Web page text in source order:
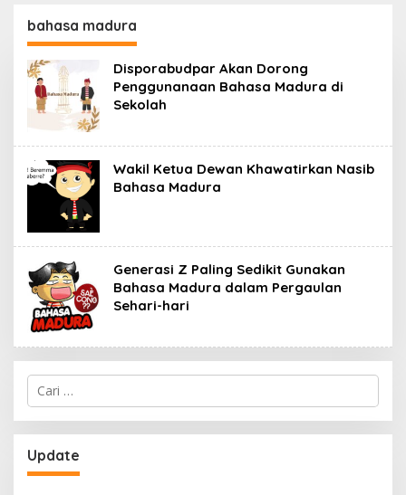
bahasa madura
Disporabudpar Akan Dorong
Penggunanaan Bahasa Madura di
Sekolah
Wakil Ketua Dewan Khawatirkan Nasib
Bahasa Madura
Generasi Z Paling Sedikit Gunakan
Bahasa Madura dalam Pergaulan
Sehari-hari
Cari
untuk:
Update